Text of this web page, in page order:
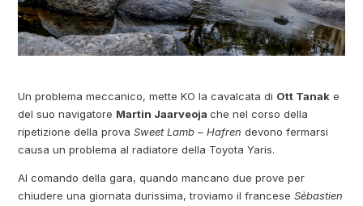
Un problema meccanico, mette KO la cavalcata di Ott Tanak e
del suo navigatore Martin Jaarveojache nel corso della
ripetizione della provaSweet Lamb – Hafrendevono fermarsi
causa un problema al radiatore della Toyota Yaris.
Al comando della gara, quando mancano due prove per
chiudere una giornata durissima, troviamo il franceseSèbastien